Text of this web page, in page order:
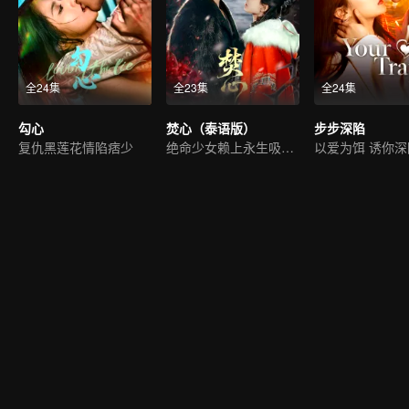
全24集
勾心
复仇黑莲花情陷痞少
全23集
焚心（泰语版）
绝命少女赖上永生吸血鬼
全24集
步步深陷
以爱为饵 诱你